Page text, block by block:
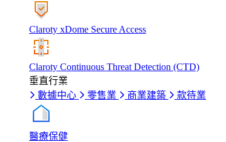
Claroty xDome Secure Access
Claroty Continuous Threat Detection (CTD)
垂直行業
數據中心
零售業 商業建築 款待業
醫療保健